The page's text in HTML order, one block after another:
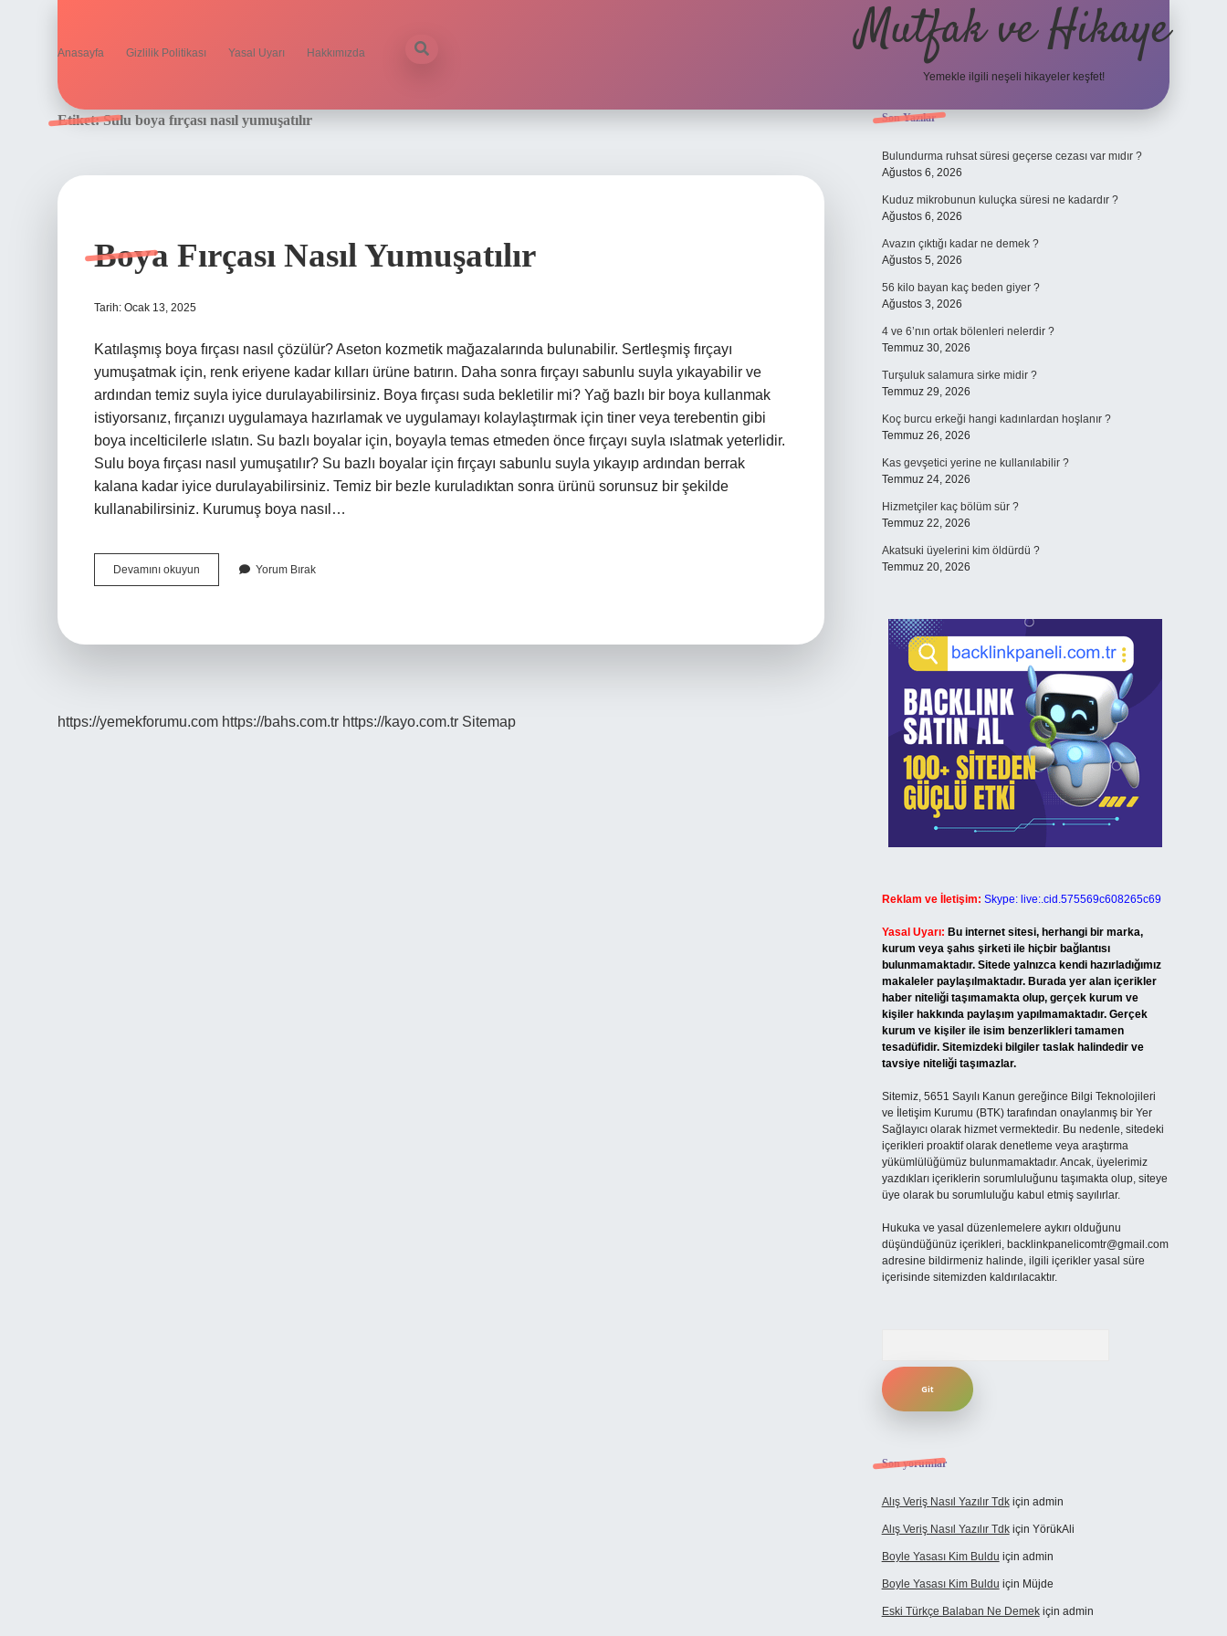
Anasayfa Gizlilik Politikası Yasal Uyarı Hakkımızda Mutfak ve Hikaye
Yemekle ilgili neşeli hikayeler keşfet!
Etiket:Sulu boya fırçası nasıl yumuşatılır
Boya Fırçası Nasıl Yumuşatılır
Tarih: Ocak 13, 2025
Katılaşmış boya fırçası nasıl çözülür? Aseton kozmetik mağazalarında bulunabilir. Sertleşmiş fırçayı
yumuşatmak için, renk eriyene kadar kılları ürüne batırın. Daha sonra fırçayı sabunlu suyla yıkayabilir ve
ardından temiz suyla iyice durulayabilirsiniz. Boya fırçası suda bekletilir mi? Yağ bazlı bir boya kullanmak
istiyorsanız, fırçanızı uygulamaya hazırlamak ve uygulamayı kolaylaştırmak için tiner veya terebentin gibi
boya incelticilerle ıslatın. Su bazlı boyalar için, boyayla temas etmeden önce fırçayı suyla ıslatmak yeterlidir.
Sulu boya fırçası nasıl yumuşatılır? Su bazlı boyalar için fırçayı sabunlu suyla yıkayıp ardından berrak
kalana kadar iyice durulayabilirsiniz. Temiz bir bezle kuruladıktan sonra ürünü sorunsuz bir şekilde
kullanabilirsiniz. Kurumuş boya nasıl…
Devamını okuyun
Fırçası
Yorum Bırak
https://yemekforumu.com https://bahs.com.tr https://kayo.com.tr Sitemap
Sidebar
Son Yazılar
Bulundurma ruhsat süresi geçerse cezası var mıdır ?
Ağustos 6, 2026
Kuduz mikrobunun kuluçka süresi ne kadardır ?
Ağustos 6, 2026
Avazın çıktığı kadar ne demek ?
Ağustos 5, 2026
56 kilo bayan kaç beden giyer ?
Ağustos 3, 2026
4 ve 6’nın ortak bölenleri nelerdir ?
Temmuz 30, 2026
Turşuluk salamura sirke midir ?
Temmuz 29, 2026
Koç burcu erkeği hangi kadınlardan hoşlanır ?
Temmuz 26, 2026
Kas gevşetici yerine ne kullanılabilir ?
Temmuz 24, 2026
Hizmetçiler kaç bölüm sür ?
Temmuz 22, 2026
Akatsuki üyelerini kim öldürdü ?
Temmuz 20, 2026
Reklam ve İletişim: Skype: live:.cid.575569c608265c69
Yasal Uyarı: Bu internet sitesi, herhangi bir marka,
kurum veya şahıs şirketi ile hiçbir bağlantısı
bulunmamaktadır. Sitede yalnızca kendi hazırladığımız
makaleler paylaşılmaktadır. Burada yer alan içerikler
haber niteliği taşımamakta olup, gerçek kurum ve
kişiler hakkında paylaşım yapılmamaktadır. Gerçek
kurum ve kişiler ile isim benzerlikleri tamamen
tesadüfidir. Sitemizdeki bilgiler taslak halindedir ve
tavsiye niteliği taşımazlar.
Sitemiz, 5651 Sayılı Kanun gereğince Bilgi Teknolojileri
ve İletişim Kurumu (BTK) tarafından onaylanmış bir Yer
Sağlayıcı olarak hizmet vermektedir. Bu nedenle, sitedeki
içerikleri proaktif olarak denetleme veya araştırma
yükümlülüğümüz bulunmamaktadır. Ancak, üyelerimiz
yazdıkları içeriklerin sorumluluğunu taşımakta olup, siteye
üye olarak bu sorumluluğu kabul etmiş sayılırlar.
Hukuka ve yasal düzenlemelere aykırı olduğunu
düşündüğünüz içerikleri, backlinkpanelicomtr@gmail.com
adresine bildirmeniz halinde, ilgili içerikler yasal süre
içerisinde sitemizden kaldırılacaktır.
Son yorumlar
Alış Veriş Nasıl Yazılır Tdkiçin admin
Alış Veriş Nasıl Yazılır Tdkiçin YörükAli
Boyle Yasası Kim Buldu için admin
Boyle Yasası Kim Buldu için Müjde
Eski Türkçe Balaban Ne Demekiçin admin